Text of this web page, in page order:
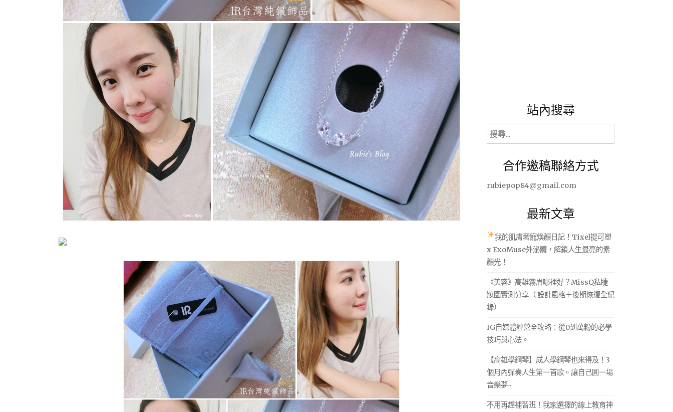
站內搜尋
搜
尋
合作邀稿聯絡方式
rubiepop84@gmail.com
最新文章
我的肌膚奢寵煥顏日記！Tixel提可塑
x ExoMuse外泌體，解鎖人生最亮的素
顏光！
《美容》高雄霧眉哪裡好？MissQ私睫
妝園實測分享（ 設計風格＋後期恢復全紀
錄）
IG自媒體經營全攻略：從0到萬粉的必學
技巧與心法。
【高雄學鋼琴】成人學鋼琴也來得及！3
個月內彈奏人生第一首歌。讓自己圓一場
音樂夢~
不用再趕補習班！我家選擇的線上教育神